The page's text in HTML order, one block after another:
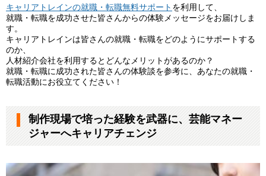
キャリアトレインの就職・転職無料サポート を利用して、
就職・転職を成功させた皆さんからの体験メッセージをお届けしま
す。
キャリアトレインは皆さんの就職・転職をどのようにサポートする
のか、
人材紹介会社を利用するとどんなメリットがあるのか？
就職・転職に成功された皆さんの体験談を参考に、あなたの就職・
転職活動にお役立てください！
制作現場で培った経験を武器に、芸能マネー
ジャーへキャリアチェンジ